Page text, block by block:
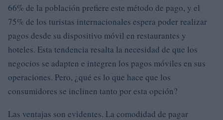
66% de la población prefiere este método de pago, y el
75% de los turistas internacionales espera poder realizar
pagos desde su dispositivo móvil en restaurantes y
hoteles. Esta tendencia resalta la necesidad de que los
negocios se adapten e integren los pagos móviles en sus
operaciones. Pero, ¿qué es lo que hace que los
consumidores se inclinen tanto por esta opción?
Las ventajas son evidentes. La comodidad de pagar